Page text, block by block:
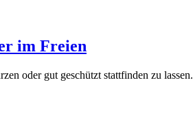
im Freien
oder gut geschützt stattfinden zu lassen.